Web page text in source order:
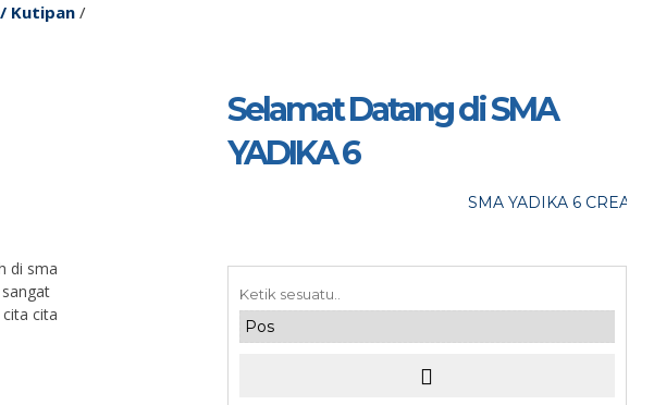
Kutipan/
di sma
cita
Selamat Datang di SMA
YADIKA 6
SMA YADIKA 6